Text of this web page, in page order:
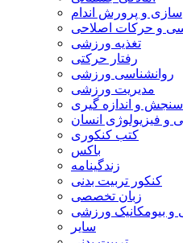
و پرورش اندام
و حرکات اصلاحی
تغذیه ورزشی
رفتار حرکتی
روانشناسی ورزشی
مدیریت ورزشی
و اندازه گیری
و فیزیولوژی انسان
کتب کنکوری
باکس
زندگینامه
کنکور تربیت بدنی
زبان تخصصی
بیومکانیک ورزشی
سایر